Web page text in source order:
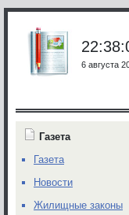
6 августа
Газета
Газета
Новости
Жилищные законы